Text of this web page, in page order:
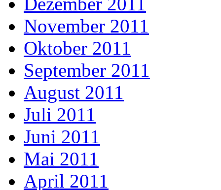
November 2011
Oktober 2011
September 2011
August 2011
Juli 2011
Juni 2011
Mai 2011
April 2011